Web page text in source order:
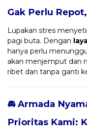
Gak Perlu
Lupakan stres
pagi buta. Dengan
hanya perlu
akan menjemput dan
ribet dan tanpa ganti
🚘 Armada
Prioritas Kami: